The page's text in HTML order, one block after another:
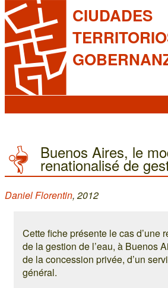
CIUDADES
Buenos Aires, le
renationalisé de
Daniel Florentin, 2012
Cette fiche présente le cas d’une
de la gestion de l’eau, à Buenos
de la concession privée, d’un
général.